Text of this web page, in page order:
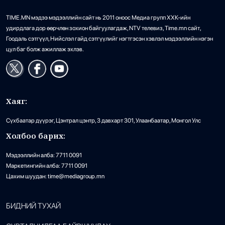
TIME.MN мэдээ мэдээллийн сайт нь 2011 оноос Медиа групп ХХК-ийн
удирдлага дор өөрчлөн зохион байгуулагдаж, NTV телевиз, Time.mn сайт,
Гоодаль сэтгүүл, Нийслэл гайд сэтгүүлийг нэгтгэсэн хэвлэл мэдээллийн нэгэн
цул баг болж ажиллаж эхлэв.
Хаяг:
Сүхбаатар дүүрэг, Цэнтрал цэнтр, 3 давхарт 301, Улаанбаатар, Монгол Улс
Холбоо барих:
Мэдээллийн алба: 7711 0091
Маркетингийн алба: 7711 0091
Цахим шуудан: time@mediagroup.mn
БИДНИЙ ТУХАЙ